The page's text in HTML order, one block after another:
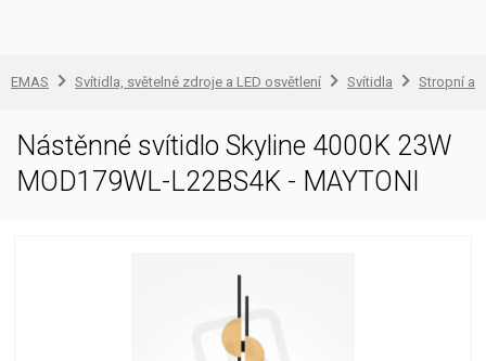
EMAS Svítidla, světelné zdroje a LED osvětlení Svítidla Stropní a
Nástěnné svítidlo Skyline 4000K 23W
MOD179WL-L22BS4K - MAYTONI